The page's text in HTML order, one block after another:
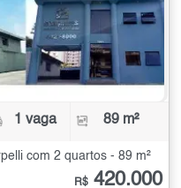
1 vaga 89 m²
com 2 quartos - 89 m²
R$ 420.000